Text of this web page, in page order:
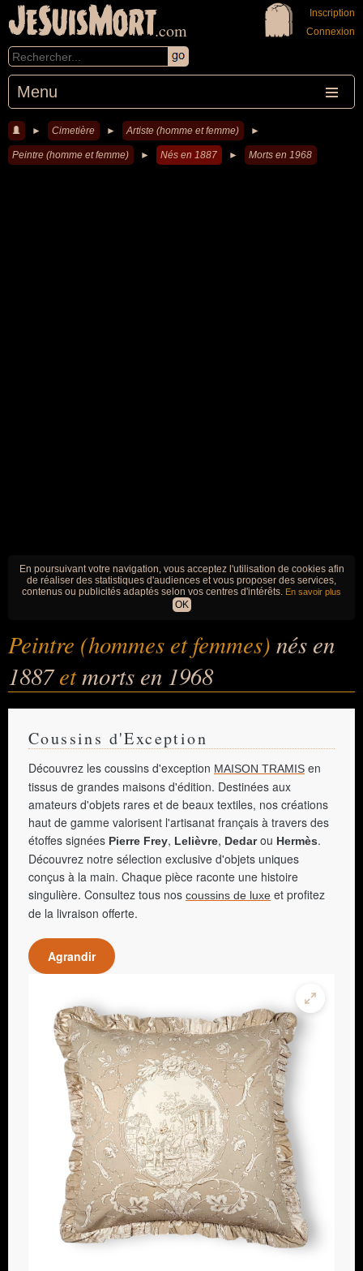
JeSuisMort.com
Menu
Inscription
Connexion
► Cimetière ► Artiste (homme et femme) ►
Peintre (homme et femme) ► Nés en 1887 ► Morts en 1968
En poursuivant votre navigation, vous acceptez l'utilisation de cookies afin
de réaliser des statistiques d'audiences et vous proposer des services,
contenus ou publicités adaptés selon vos centres d'intérêts. En savoir plus
OK
Peintre (hommes et femmes) nés en
1887etmorts en 1968
Coussins d'Exception
Découvrez les coussins d'exception MAISON TRAMIS en
tissus de grandes maisons d'édition. Destinées aux
amateurs d'objets rares et de beaux textiles, nos créations
haut de gamme valorisent l'artisanat français à travers des
étoffes signées Pierre Frey, Lelièvre, Dedarou Hermès.
Découvrez notre sélection exclusive d'objets uniques
conçus à la main. Chaque pièce raconte une histoire
singulière. Consultez tous nos coussins de luxe et profitez
de la livraison offerte.
Agrandir